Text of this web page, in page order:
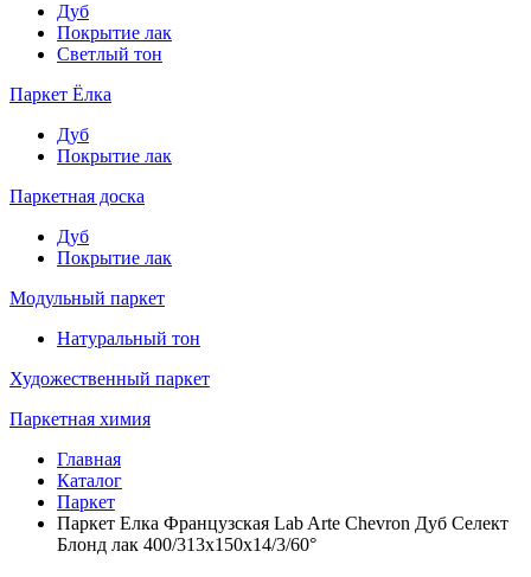
Дуб
Покрытие лак
Светлый тон
Паркет Ёлка
Дуб
Покрытие лак
Паркетная доска
Дуб
Покрытие лак
Модульный паркет
Натуральный тон
Художественный паркет
Паркетная химия
Главная
Каталог
Паркет
Паркет Елка Французская Lab Arte Chevron Дуб Селект
Блонд лак 400/313х150х14/3/60°